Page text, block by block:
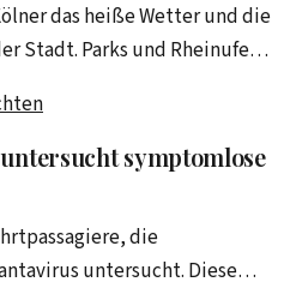
das heiße Wetter und die
Stadt. Parks und Rheinufer
symptomlose
die
untersucht. Diese